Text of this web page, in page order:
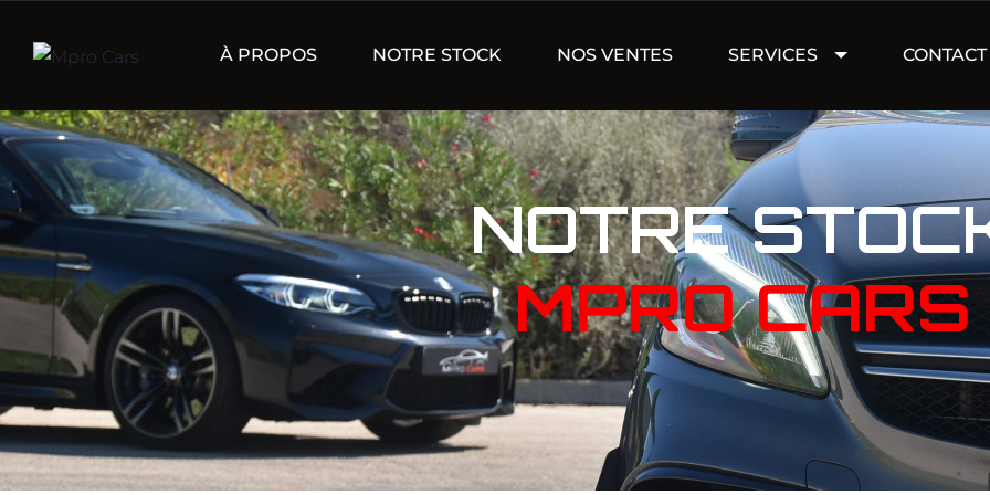
À PROPOS NOTRE STOCK NOS VENTES SERVICES CONTACT
NOTRE
MPRO CARS